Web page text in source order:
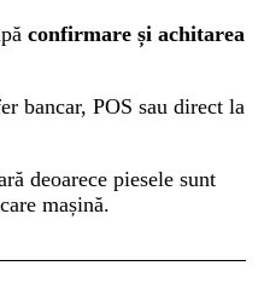
confirmare și achitarea
bancar, POS sau direct la
deoarece piesele sunt
mașină.